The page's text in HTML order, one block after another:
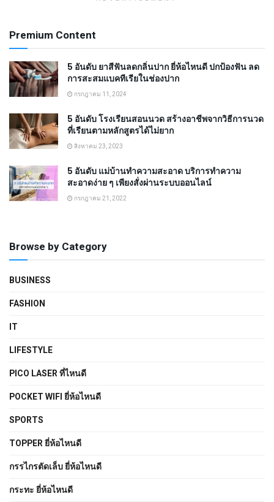
Premium Content
5 อันดับ ยาสีฟันลดกลิ่นปาก ยี่ห้อไหนดี ปกป้องฟัน ลด
การสะสมแบคทีเรียในช่องปาก
กรกฎาคม 11, 2024
5 อันดับ โรงเรียนสอนนวด สร้างอาชีพจากวิธีการนวด
ที่เรียนตามหลักสูตรได้ไม่ยาก
สิงหาคม 23, 2023
5 อันดับ แม่บ้านทำความสะอาด บริการทำความ
สะอาดง่าย ๆ เพียงสั่งผ่านระบบออนไลน์
กรกฎาคม 21, 2022
Browse by Category
BUSINESS
FASHION
IT
LIFESTYLE
PICO LASER ที่ไหนดี
POCKET WIFI ยี่ห้อไหนดี
SPORTS
TOPPER ยี่ห้อไหนดี
กรรไกรตัดเล็บ ยี่ห้อไหนดี
กระทะ ยี่ห้อไหนดี